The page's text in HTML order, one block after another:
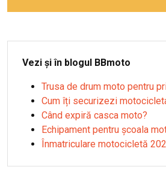
Vezi și în blogul BBmoto
Trusa de drum moto pentru
Cum îți securizezi
Când expiră casca moto?
Echipament pentru școala
Înmatriculare motocicletă